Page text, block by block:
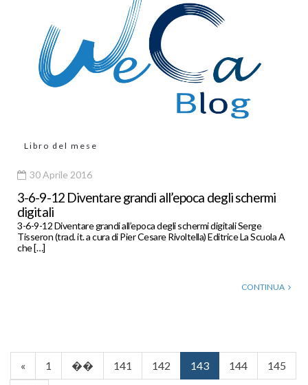
Libro del mese
30 Aprile 2016
3-6-9-12 Diventare grandi all’epoca degli schermi
digitali
3-6-9-12 Diventare grandi all’epoca degli schermi digitali Serge
Tisseron (trad. it. a cura di Pier Cesare Rivoltella) Editrice La Scuola A
che […]
CONTINUA
« 1 �� 141 142 143 144 145